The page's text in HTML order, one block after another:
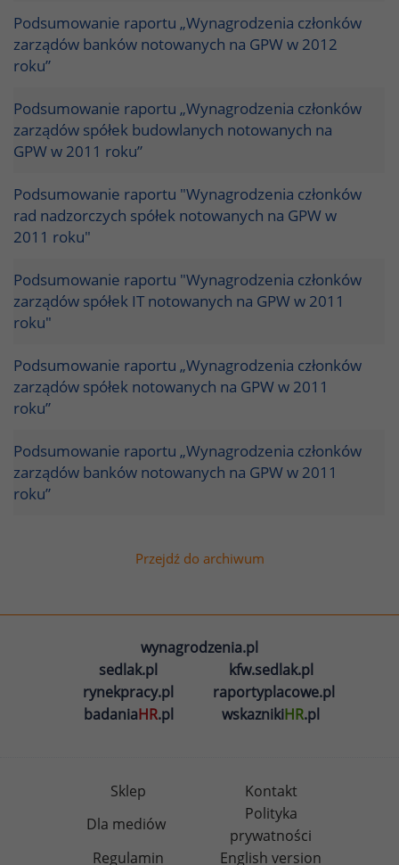
Podsumowanie raportu „Wynagrodzenia członków
zarządów banków notowanych na GPW w 2012
roku”
Podsumowanie raportu „Wynagrodzenia członków
zarządów spółek budowlanych notowanych na
GPW w 2011 roku”
Podsumowanie raportu "Wynagrodzenia członków
rad nadzorczych spółek notowanych na GPW w
2011 roku"
Podsumowanie raportu "Wynagrodzenia członków
zarządów spółek IT notowanych na GPW w 2011
roku"
Podsumowanie raportu „Wynagrodzenia członków
zarządów spółek notowanych na GPW w 2011
roku”
Podsumowanie raportu „Wynagrodzenia członków
zarządów banków notowanych na GPW w 2011
roku”
Przejdź do archiwum
wynagrodzenia.pl
sedlak.pl
kfw.sedlak.pl
rynekpracy.pl
raportyplacowe.pl
badaniaHR.pl wskaznikiHR.pl
Sklep
Kontakt
Dla mediów
Polityka
prywatności
Regulamin
English version